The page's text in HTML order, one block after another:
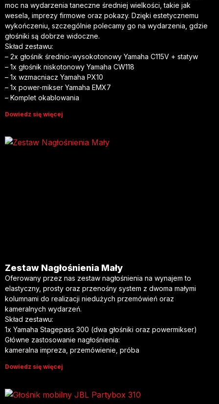
moc na wydarzenia taneczne średniej wielkości, takie jak
wesela, imprezy firmowe oraz pokazy. Dzięki estetycznemu
wykończeniu, szczególnie polecamy go na wydarzenia, gdzie
głośniki są dobrze widoczne.
Skład zestawu:
– 2x głośnik średnio-wysokotonowy Yamaha C115V + statyw
– 1x głośnik niskotonowy Yamaha CW118
– 1x wzmacniacz Yamaha PX10
– 1x power-mikser Yamaha EMX7
– Komplet okablowania
Dowiedz się więcej
Zestaw Nagłośnienia Mały
Oferowany przez nas zestaw nagłośnienia na wynajem to
elastyczny, prosty oraz przenośny system z dwoma małymi
kolumnami do realizacji niedużych przemówień oraz
kameralnych wydarzeń.
Skład zestawu:
1x Yamaha Stagepass 300 (dwa głośniki oraz powermikser)
Główne zastosowanie nagłośnienia:
kameralna impreza, przemówienie, próba
Dowiedz się więcej